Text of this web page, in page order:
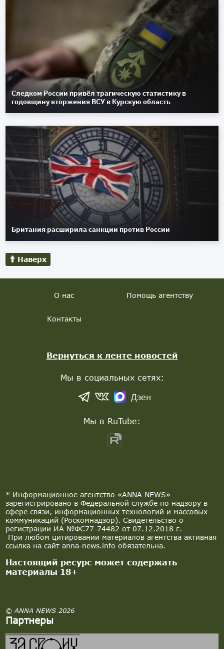
Следком России привёл трагическую статистику в
годовщину вторжения ВСУ в Курскую область
Британия расширила санкции против России
Наверх
* Информационное агентство «ANNA NEWS»
зарегистрировано в Федеральной службе по надзору в
сфере связи, информационных технологий и массовых
коммуникаций (Роскомнадзор). Свидетельство о
регистрации ИА №ФС77-74482 от 07.12.2018 г.
При любом цитировании материалов агентства активная
ссылка на сайт anna-news.info обязательна.
Настоящий ресурс может содержать
материалы 18+
© ANNA NEWS 2026
Партнеры
О нас Помощь агентству
Контакты
Вернуться к ленте новостей
Мы в социальных сетях:
Дзен
Мы в RuTube: